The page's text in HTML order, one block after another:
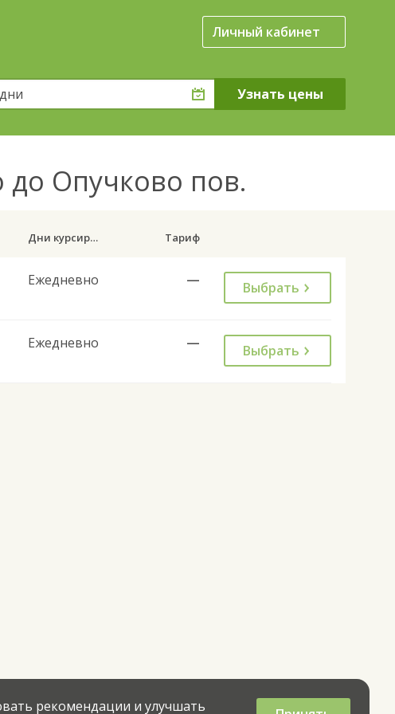
Личный кабинет
Опучково пов.
Дни курсирования Тариф
Ежедневно — Выбрать
Ежедневно — Выбрать
рекомендации и улучшать